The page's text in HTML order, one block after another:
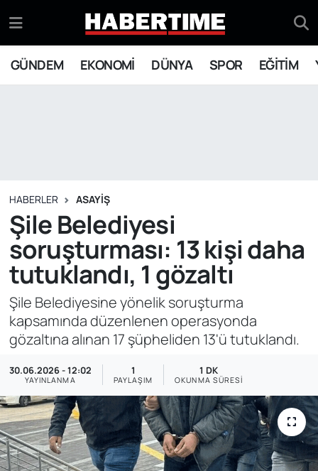
GÜNDEM EKONOMİ DÜNYA SPOR EĞİTİM
HABERLER ASAYİŞ
Şile Belediyesi
soruşturması: 13 kişi daha
tutuklandı, 1 gözaltı
Şile Belediyesine yönelik soruşturma
kapsamında düzenlenen operasyonda
gözaltına alınan 17 şüpheliden 13'ü tutuklandı.
30.06.2026 - 12:02
YAYINLANMA
1
PAYLAŞIM
1 DK
OKUNMA SÜRESI
EKONOMİ
EĞİTİM
YAŞAM
SİYASET
ASAYİŞ
SAĞLIK
Eskişehir Nöbetçi Eczaneler
Eskişehir Hava Durumu
Süper Lig Puan Durumu ve Fikstür
Tüm Manşetler
Son Dakika Haberleri
Haber Arşivi